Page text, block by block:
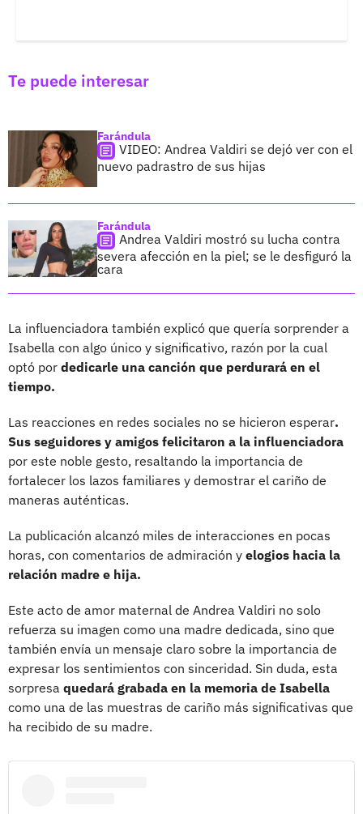
Te puede interesar
Farándula
VIDEO: Andrea Valdiri se dejó ver con el
nuevo padrastro de sus hijas
Farándula
Andrea Valdiri mostró su lucha contra
severa afección en la piel; se le desfiguró la
cara
La influenciadora también explicó que quería sorprender a
Isabella con algo único y significativo, razón por la cual
optó por dedicarle una canción que perdurará en el
tiempo.
Las reacciones en redes sociales no se hicieron esperar.
Sus seguidores y amigos felicitaron a la influenciadora
por este noble gesto, resaltando la importancia de
fortalecer los lazos familiares y demostrar el cariño de
maneras auténticas.
La publicación alcanzó miles de interacciones en pocas
horas, con comentarios de admiración y elogios hacia la
relación madre e hija.
Este acto de amor maternal de Andrea Valdiri no solo
refuerza su imagen como una madre dedicada, sino que
también envía un mensaje claro sobre la importancia de
expresar los sentimientos con sinceridad. Sin duda, esta
sorpresa quedará grabada en la memoria de Isabella
como una de las muestras de cariño más significativas que
ha recibido de su madre.